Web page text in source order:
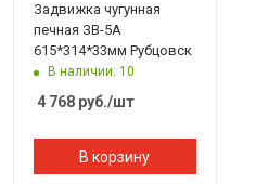
Задвижка чугунная
печная ЗВ-5А
615*314*33мм Рубцовск
В наличии: 10
4 768руб./шт
В корзину